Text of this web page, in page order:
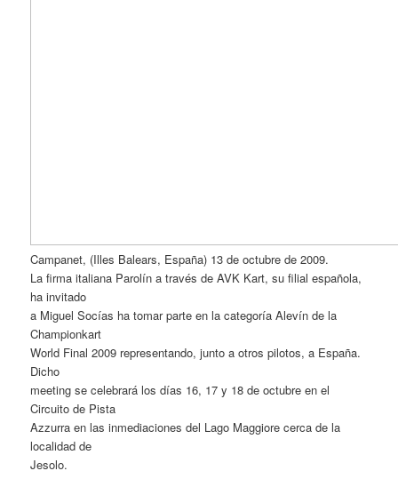
Campanet, (Illes Balears, España) 13 de octubre de 2009.
La firma italiana Parolín a través de AVK Kart, su filial española,
ha invitado
a Miguel Socías ha tomar parte en la categoría Alevín de la
Championkart
World Final 2009 representando, junto a otros pilotos, a España.
Dicho
meeting se celebrará los días 16, 17 y 18 de octubre en el
Circuito de Pista
Azzurra en las inmediaciones del Lago Maggiore cerca de la
localidad de
Jesolo.